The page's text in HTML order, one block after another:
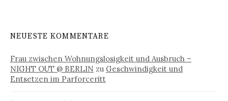
NEUESTE KOMMENTARE
Frau zwischen Wohnungslosigkeit und Ausbruch –
NIGHT OUT @ BERLIN zu Geschwindigkeit und
Entsetzen im Parforceritt